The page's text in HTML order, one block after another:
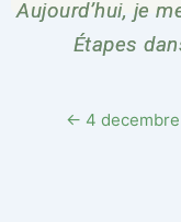
Aujourd’hui, je
Étapes
← 4 decembre